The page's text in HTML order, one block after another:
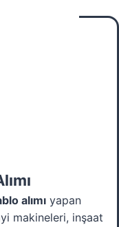
alımıyapan
makineleri, inşaat